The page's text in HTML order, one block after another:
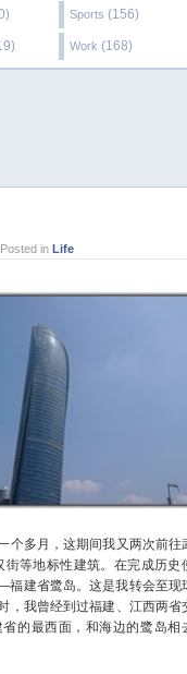
Sports (156)
Work (168)
Posted inLife
多月，这期间我又两次前往
街等地标性建筑。在完成历史
建省鹭岛。这是我转会至现
，我曾经到过福建、江西两省
的最西面，和海边的鹭岛相